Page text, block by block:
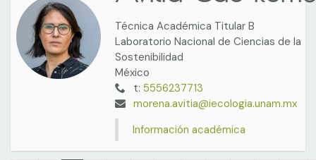
Técnica Académica Titular B
Laboratorio Nacional de Ciencias de la
Sostenibilidad
México
t:5556237713
morena.avitia@iecologia.unam.mx
Información académica